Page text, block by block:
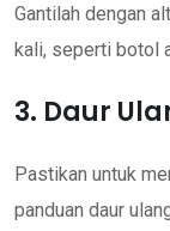
Gantilah dengan
kali, seperti botol
3. Daur
Pastikan untuk
panduan daur